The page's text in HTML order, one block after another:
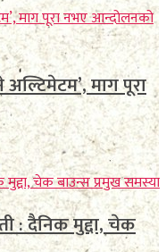
माग पूरा
: दैनिक मुद्दा, चेक